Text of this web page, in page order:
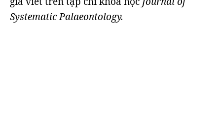
Systematic Palaeontology.